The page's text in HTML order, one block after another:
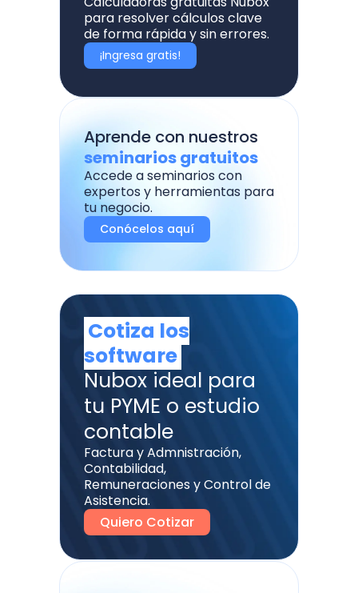
para resolver cálculos clave
de forma rápida y sin errores.
¡Ingresa gratis!
Aprende con nuestros
seminarios gratuitos
Accede a seminarios con
expertos y herramientas para
tu negocio.
Conócelos aquí
Cotiza los
software
Nubox ideal para
tu PYME o estudio
contable
Factura y Admnistración,
Contabilidad,
Remuneraciones y Control de
Asistencia.
Quiero Cotizar